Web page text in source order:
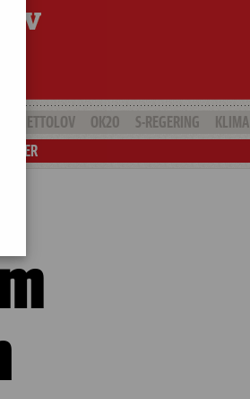
GHETTOLOV OK20 S-REGERING KLIMA